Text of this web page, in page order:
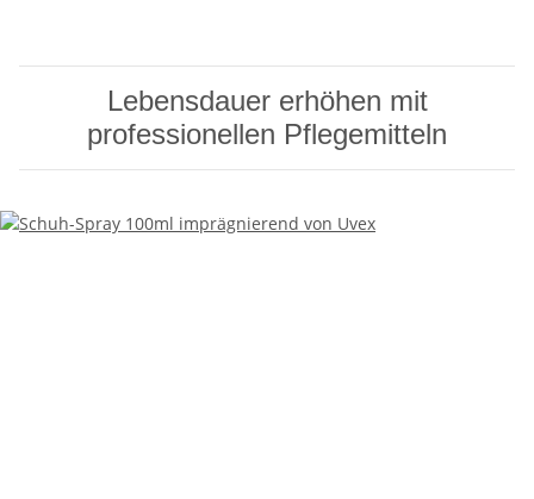
Lebensdauer erhöhen mit
professionellen Pflegemitteln